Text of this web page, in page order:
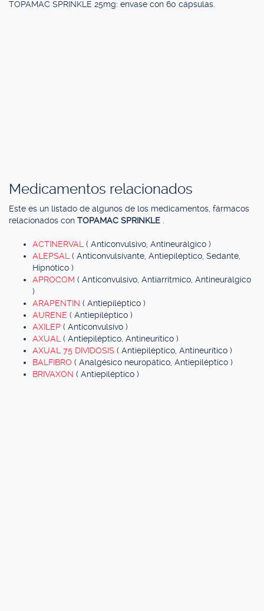
TOPAMAC SPRINKLE 25mg: envase con 60 cápsulas.
Medicamentos relacionados
Este es un listado de algunos de los medicamentos, fármacos
relacionados con TOPAMAC SPRINKLE
ACTINERVAL ( Anticonvulsivo, Antineurálgico )
ALEPSAL ( Anticonvulsivante, Antiepiléptico, Sedante,
Hipnótico )
APROCOM ( Anticonvulsivo, Antiarrítmico, Antineurálgico
)
ARAPENTIN ( Antiepiléptico )
AURENE ( Antiepiléptico )
AXILEP ( Anticonvulsivo )
AXUAL ( Antiepiléptico, Antineurítico )
AXUAL 75 DIVIDOSIS ( Antiepiléptico, Antineurítico )
BALFIBRO ( Analgésico neuropático, Antiepiléptico )
BRIVAXON ( Antiepiléptico )